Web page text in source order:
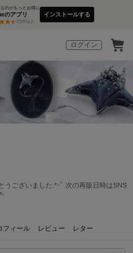
ものがもっとお得に
のアプリ
3万件以上
インストールする
ログイン
うございました.*･ﾟ 次の再販日時はSNS
フィール レビュー レター